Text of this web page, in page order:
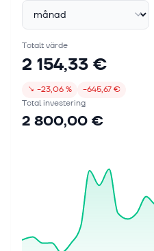
Totalt värde
2 154,33 €
↘ −23,06 %
−645,67 €
Total investering
2 800,00 €